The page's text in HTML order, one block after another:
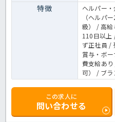
特徴
ヘルパー
（ヘルパ
級） / 高給
110日以上
ず正社員 /
賞与・ボ
費支給あ
可） / ブラ
この求人に
問い合わせる